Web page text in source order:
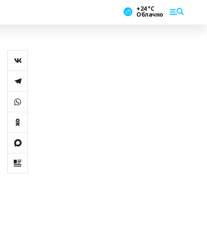
+24 °С
Облачно